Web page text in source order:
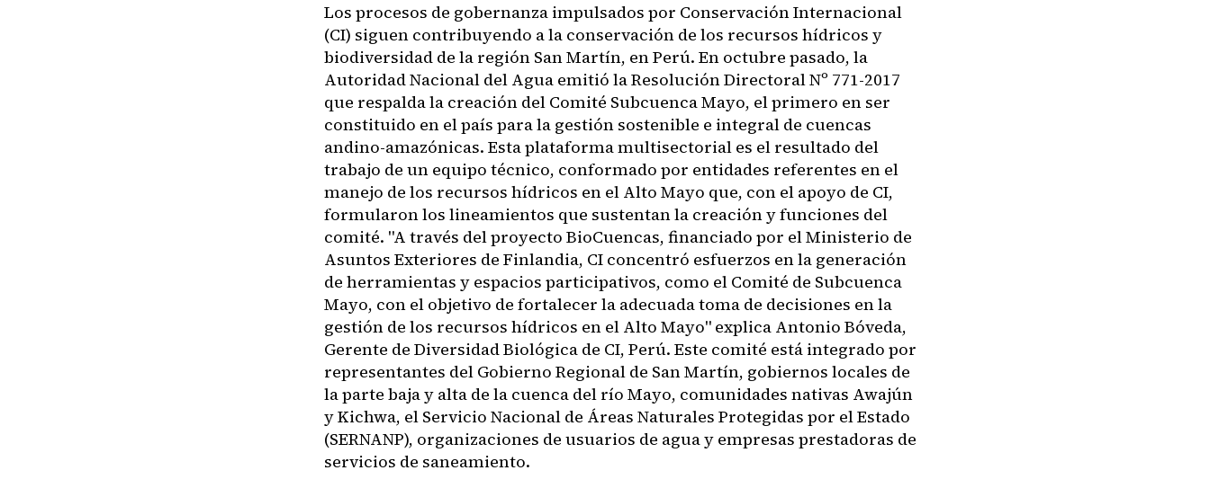
​​Los procesos de gobernanza impulsados por Conservación Internacional
(CI) siguen contribuyendo a la conservación de los recursos hídricos y
biodiversidad de la región San Martín, en Perú. En octubre pasado, la
Autoridad Nacional del Agua emitió la Resolución Directoral Nº 771-2017
que respalda la creación del Comité Subcuenca Mayo, el primero en ser
constituido en el país para la gestión sostenible e integral de cuencas
andino-amazónicas. Esta plataforma multisectorial es el resultado del
trabajo de un equipo técnico, conformado por entidades referentes en el
manejo de los recursos hídricos en el Alto Mayo que, con el apoyo de CI,
formularon los lineamientos que sustentan la creación y funciones del
comité. "A través del proyecto BioCuencas, financiado por el Ministerio de
Asuntos Exteriores de Finlandia, CI concentró esfuerzos en la generación
de herramientas y espacios participativos, como el Comité de Subcuenca
Mayo, con el objetivo de fortalecer la adecuada toma de decisiones en la
gestión de los recursos hídricos en el Alto Mayo" explica Antonio Bóveda,
Gerente de Diversidad Biológica de CI, Perú. Este comité está integrado por
representantes del Gobierno Regional de San Martín, gobiernos locales de
la parte baja y alta de la cuenca del río Mayo, comunidades nativas Awajún
y Kichwa, el Servicio Nacional de Áreas Naturales Protegidas por el Estado
(SERNANP), organizaciones de usuarios de agua y empresas prestadoras de
servicios de saneamiento.